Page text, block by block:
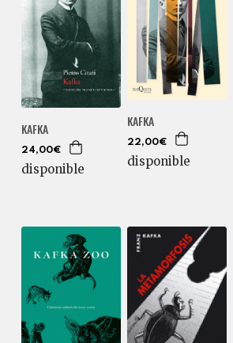
KAFKA
24,00€
disponible
KAFKA
22,00€
disponible